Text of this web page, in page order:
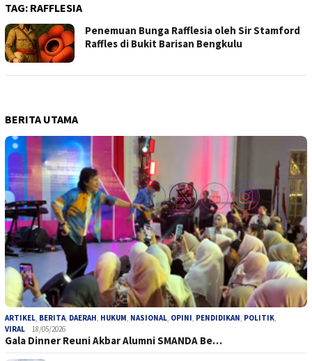
TAG: RAFFLESIA
Penemuan Bunga Rafflesia oleh Sir Stamford
Raffles di Bukit Barisan Bengkulu
BERITA UTAMA
ARTIKEL, BERITA, DAERAH, HUKUM, NASIONAL, OPINI, PENDIDIKAN, POLITIK,
VIRAL
18/05/2026
Gala Dinner Reuni Akbar Alumni SMANDA Be…